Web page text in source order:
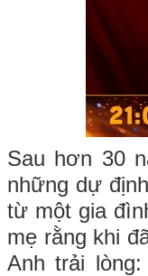
Sau hơn 30
những dự
từ một gia
mẹ rằng khi
Anh trải